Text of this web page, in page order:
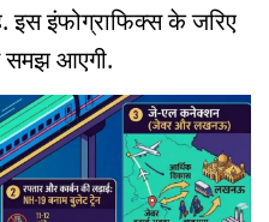
इस इंफोग्राफिक्स के जरिए
समझ आएगी.